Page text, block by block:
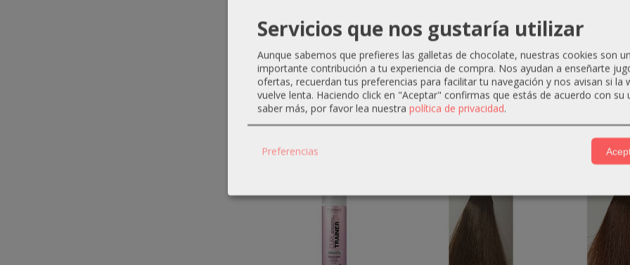
Champú antiedad para todo tipo de cabellos, especialmente los
cuidado por la pérdida de densidad de la fibra capilar, relativa a
del cabello, fortaleciéndolo y aportando suavidad y flexibilidad.
Productos Relacionados
Servicios que nos gustaría utilizar
Aunque sabemos que prefieres las galletas de chocolate, nuestras cookies son
importante contribución a tu experiencia de compra. Nos ayudan a enseñarte
ofertas, recuerdan tus preferencias para facilitar tu navegación y nos avisan si la
vuelve lenta. Haciendo click en "Aceptar" confirmas que estás de acuerdo con su
saber más, por favor lea nuestra política de privacidad.
Preferencias